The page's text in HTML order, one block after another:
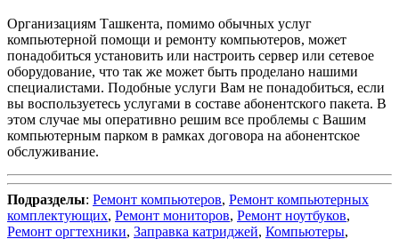
Организациям Ташкента, помимо обычных услуг
компьютерной помощи и ремонту компьютеров, может
понадобиться установить или настроить сервер или сетевое
оборудование, что так же может быть проделано нашими
специалистами. Подобные услуги Вам не понадобиться, если
вы воспользуетесь услугами в составе абонентского пакета. В
этом случае мы оперативно решим все проблемы с Вашим
компьютерным парком в рамках договора на абонентское
обслуживание.
Подразделы: Ремонт компьютеров, Ремонт компьютерных
комплектующих, Ремонт мониторов, Ремонт ноутбуков,
Ремонт оргтехники, Заправка катриджей, Компьютеры,